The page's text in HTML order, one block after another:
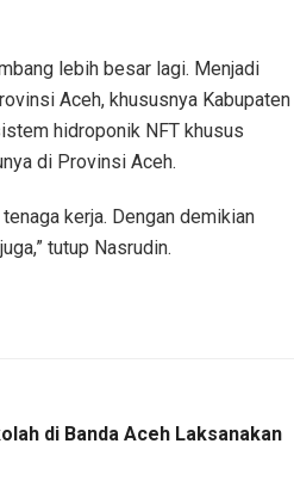
lebih besar lagi. Menjadi
Aceh, khususnya Kabupaten
hidroponik NFT khusus
di Provinsi Aceh.
kerja. Dengan demikian
tutup Nasrudin.
di Banda Aceh Laksanakan